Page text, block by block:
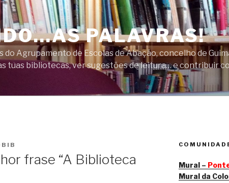
PALAVRAS!
do Agrupamento de Escolas de Abação, concelho de
tuas bibliotecas, ver sugestões de leitura… e contribuir
frase “A Biblioteca
Mural –
Mural da